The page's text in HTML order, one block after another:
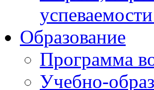
Образование
Программа
Учебно-